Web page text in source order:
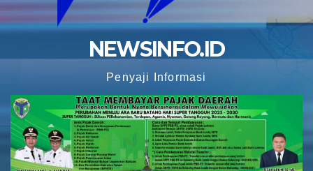
NEWSINFO.ID
Penyaji Informasi